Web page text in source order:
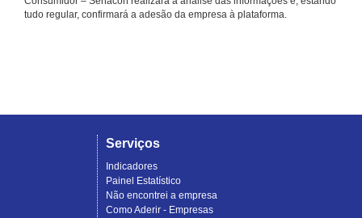
tudo regular, confirmará a adesão da empresa à plataforma.
Serviços
Indicadores
Painel Estatístico
Não encontrei a empresa
Como Aderir - Empresas